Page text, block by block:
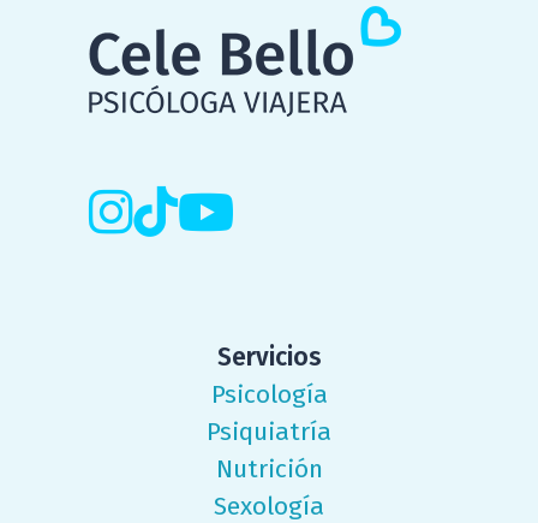
Servicios
Psicología
Psiquiatría
Nutrición
Sexología